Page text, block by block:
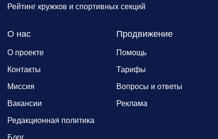
Рейтинг кружков и спортивных секций
О нас
О проекте
Контакты
Миссия
Вакансии
Редакционная политика
Продвижение
Помощь
Тарифы
Вопросы и ответы
Реклама